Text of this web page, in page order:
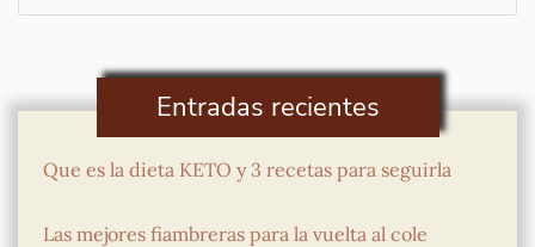
por:
Entradas recientes
Que es la dieta KETO y 3 recetas para seguirla
Las mejores fiambreras para la vuelta al cole